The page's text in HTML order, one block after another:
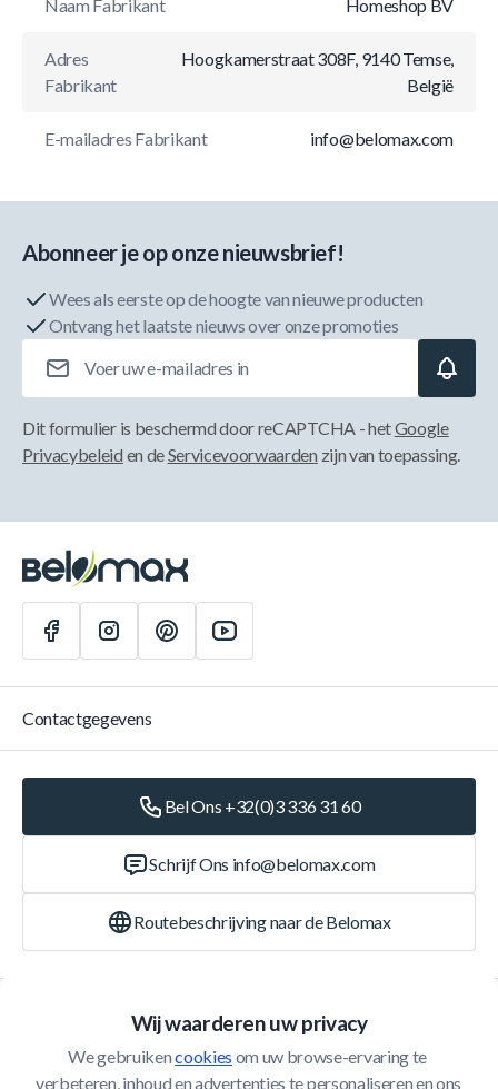
Naam Fabrikant Homeshop BV
Adres
Fabrikant
Hoogkamerstraat 308F, 9140 Temse,
België
E-mailadres Fabrikant info@belomax.com
Wij waarderen uw privacy
We gebruiken cookies om uw browse-ervaring te
verbeteren, inhoud en advertenties te personaliseren en ons
Abonneer je op onze nieuwsbrief!
Wees als eerste op de hoogte van nieuwe producten
Ontvang het laatste nieuws over onze promoties
Dit formulier is beschermd door reCAPTCHA - hetGoogle
Privacybeleid en deServicevoorwaarden zijn van toepassing.
Klantenservice
Contactgegevens
Bel Ons +32(0)3 336 31 60
Schrijf Ons info@belomax.com
Routebeschrijving naar de Belomax